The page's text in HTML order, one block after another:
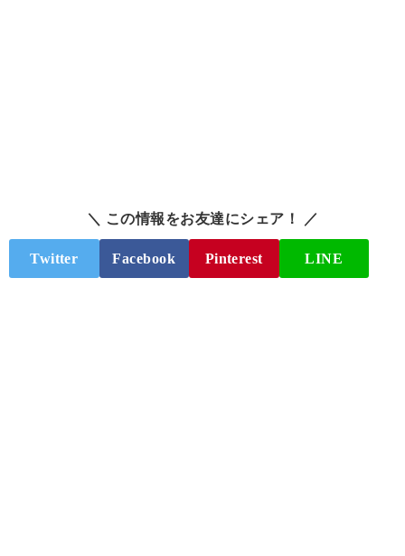
＼ この情報をお友達にシェア！ ／
Twitter Facebook Pinterest LINE